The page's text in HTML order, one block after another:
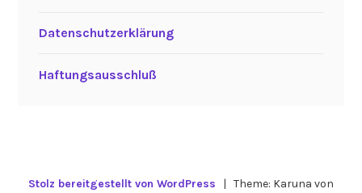
Datenschutzerklärung
Haftungsausschluß
Stolz bereitgestellt von WordPress | Theme: Karuna von